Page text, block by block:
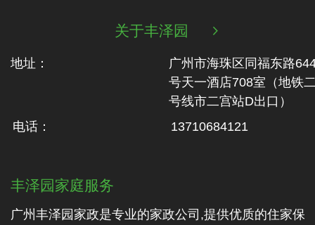
关于丰泽园 
地址：
广州市海珠区同福东路
号天一酒店708室（地铁‬
号线市二‬宫站D出口）
电话：
13710684121
丰泽园家庭服务
广州丰泽园家政是专业的家政公司,提供优质的住家保